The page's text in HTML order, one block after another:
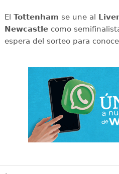
El Tottenham se une al
Newcastlecomo
espera del sorteo para